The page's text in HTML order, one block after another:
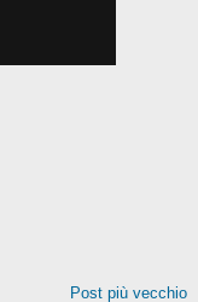
Post più vecchio